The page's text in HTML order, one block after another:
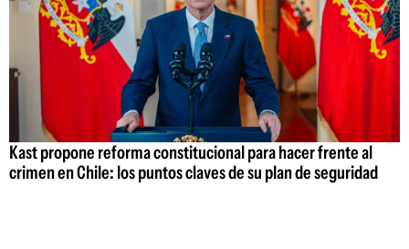
Kast propone reforma constitucional para hacer frente al
crimen en Chile: los puntos claves de su plan de seguridad